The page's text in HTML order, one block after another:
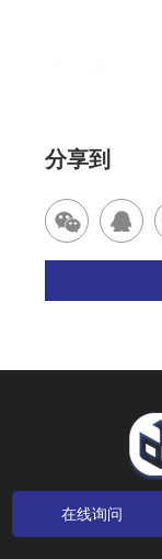
分享到
在线询问